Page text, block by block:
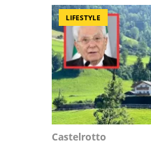
LIFESTYLE
Castelrotto